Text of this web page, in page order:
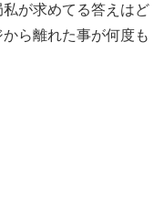
が求めてる答えはど
ら離れた事が何度も